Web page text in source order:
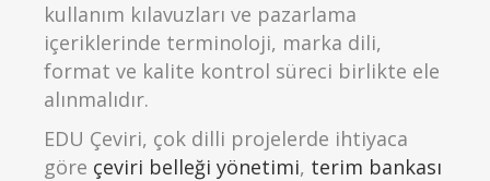
kullanım kılavuzları ve pazarlama
içeriklerinde terminoloji, marka dili,
format ve kalite kontrol süreci birlikte ele
alınmalıdır.
EDU Çeviri, çok dilli projelerde ihtiyaca
göre çeviri belleği yönetimi, terim bankası